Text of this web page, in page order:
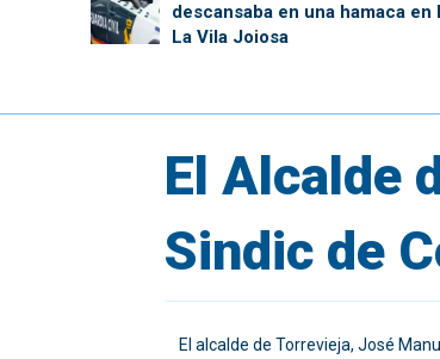
descansaba en una hamaca en
La Vila Joiosa
El Alcalde
Sindic de
El alcalde de Torrevieja, José